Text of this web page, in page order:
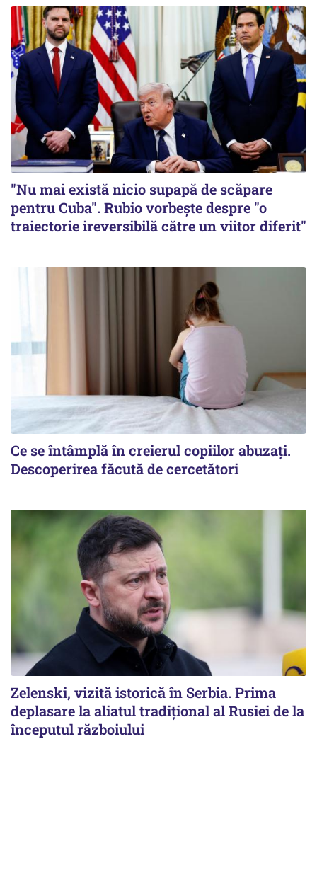
"Nu mai există nicio supapă de scăpare
pentru Cuba". Rubio vorbește despre "o
traiectorie ireversibilă către un viitor diferit"
Ce se întâmplă în creierul copiilor abuzați.
Descoperirea făcută de cercetători
Zelenski, vizită istorică în Serbia. Prima
deplasare la aliatul tradițional al Rusiei de la
începutul războiului